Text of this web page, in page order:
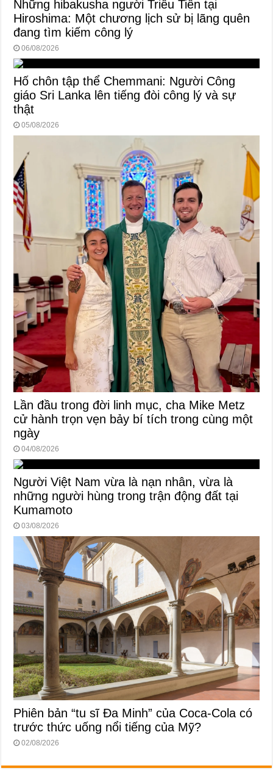
Những hibakusha người Triều Tiên tại
Hiroshima: Một chương lịch sử bị lãng quên
đang tìm kiếm công lý
06/08/2026
Hố chôn tập thể Chemmani: Người Công
giáo Sri Lanka lên tiếng đòi công lý và sự
thật
05/08/2026
Lần đầu trong đời linh mục, cha Mike Metz
cử hành trọn vẹn bảy bí tích trong cùng một
ngày
04/08/2026
Người Việt Nam vừa là nạn nhân, vừa là
những người hùng trong trận động đất tại
Kumamoto
03/08/2026
Phiên bản “tu sĩ Đa Minh” của Coca-Cola có
trước thức uống nổi tiếng của Mỹ?
02/08/2026